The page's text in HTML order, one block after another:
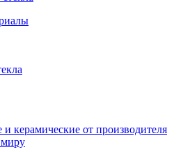
керамические от производителя
миру